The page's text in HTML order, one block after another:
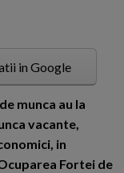
in Google
munca au la
vacante,
in
Fortei de